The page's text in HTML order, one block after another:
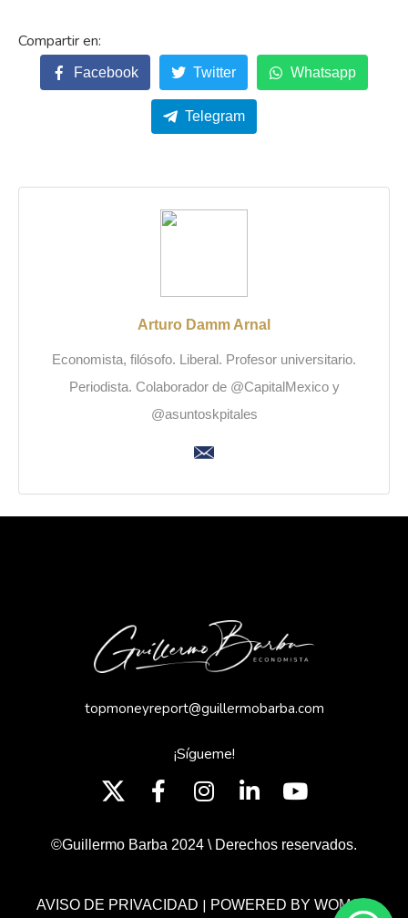
Facebook Twitter Whatsapp
Telegram
Arturo Damm Arnal
Economista, filósofo. Liberal. Profesor universitario.
Periodista. Colaborador de @CapitalMexico y
@asuntoskpitales
topmoneyreport@guillermobarba.com
¡Sígueme!
©Guillermo Barba 2024 \ Derechos reservados.
AVISO DE PRIVACIDAD | POWERED BY WOMGP